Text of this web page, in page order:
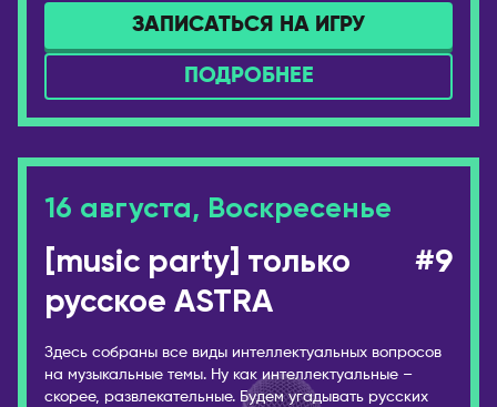
Новый Уренгой
Обнинск
Октябрьский
Оренбург
Пенза
Петрозаводск
Петропавловск-
Камчатский
Калгари
Оттава
Торонто
Лимассол
Гуанчжоу
Пекин
ЗАПИСАТЬСЯ НА ИГРУ
ПОДРОБНЕЕ
16 августа, Воскресенье
[music party] только
русское ASTRA
#9
Здесь собраны все виды интеллектуальных вопросов
на музыкальные темы. Ну как интеллектуальные –
скорее, развлекательные. Будем угадывать русских